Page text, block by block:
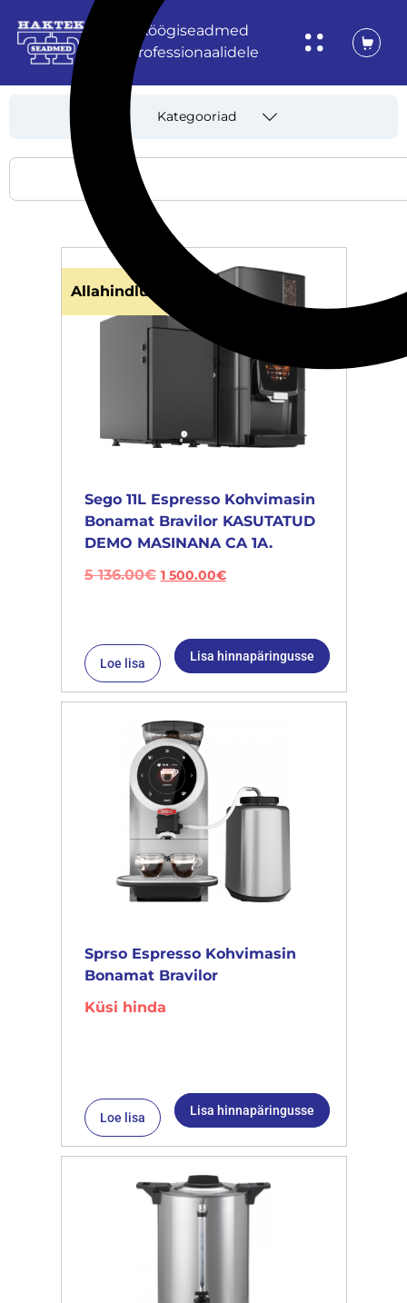
Köögiseadmed
professionaalidele
Kategooriad
Allahindlus!
Sego 11L Espresso Kohvimasin
Bonamat Bravilor KASUTATUD
DEMO MASINANA CA 1A.
5 136.00€ 1 500.00€
Loe lisa Lisa hinnapäringusse
Sprso Espresso Kohvimasin
Bonamat Bravilor
Küsi hinda
Loe lisa Lisa hinnapäringusse